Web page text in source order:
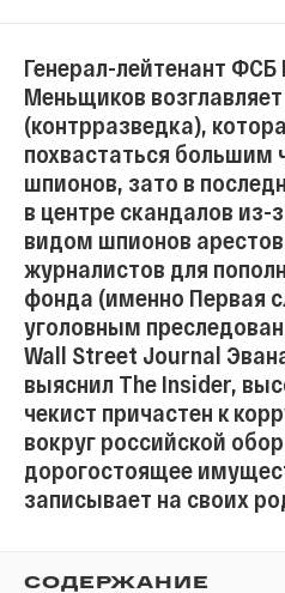
Генерал-лейтенант ФСБ
Меньщиков
(контрразведка),
похвастаться
шпионов, зато в
в центре скандалов из-
видом шпионов
журналистов для
фонда (именно Первая
уголовным
Wall Street Journal
выяснил The Insider,
чекист причастен к
вокруг российской
дорогостоящее
записывает на своих
СОДЕРЖАНИЕ